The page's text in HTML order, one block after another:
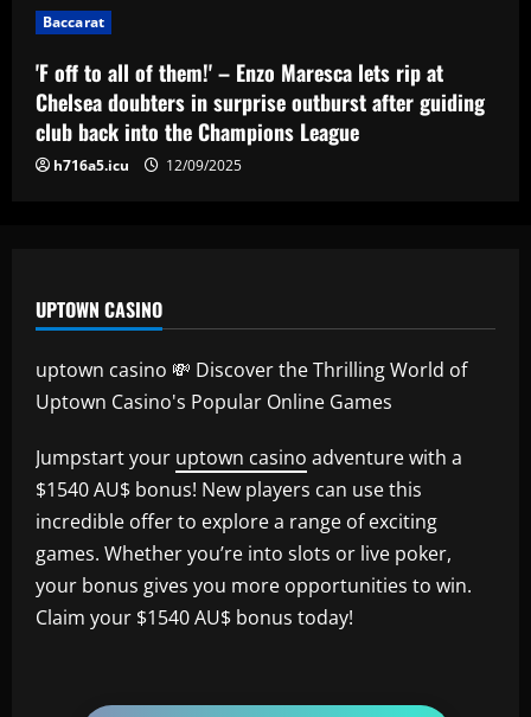
Baccarat
'F off to all of them!' – Enzo Maresca lets rip at
Chelsea doubters in surprise outburst after guiding
club back into the Champions League
h716a5.icu 12/09/2025
UPTOWN CASINO
uptown casino 💸 Discover the Thrilling World of
Uptown Casino's Popular Online Games
Jumpstart your uptown casino adventure with a
$1540 AU$ bonus! New players can use this
incredible offer to explore a range of exciting
games. Whether you’re into slots or live poker,
your bonus gives you more opportunities to win.
Claim your $1540 AU$ bonus today!